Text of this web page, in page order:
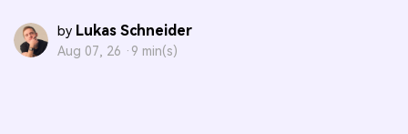
by Lukas Schneider
Aug 07, 26 · 9 min(s)